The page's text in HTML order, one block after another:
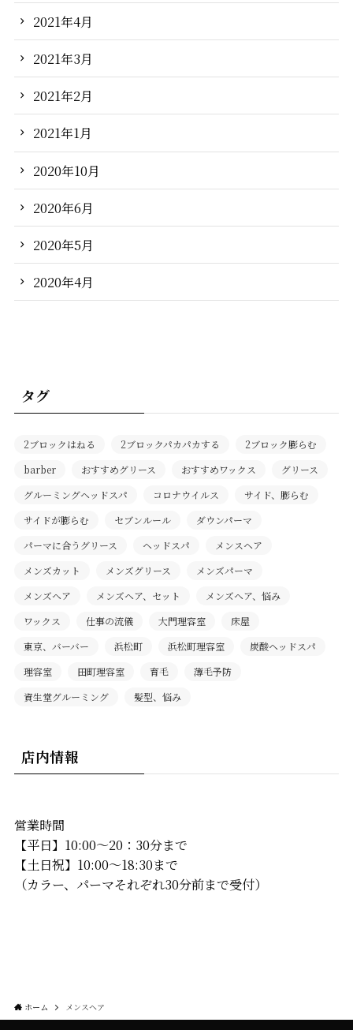
2021年4月
2021年3月
2021年2月
2021年1月
2020年10月
2020年6月
2020年5月
2020年4月
タグ
2ブロックはねる 2ブロックパカパカする
2ブロック膨らむ
barber
おすすめグリース おすすめワックス
グリース
グルーミングヘッドスパ
コロナウイルス
サイド、膨らむ
サイドが膨らむ
セブンルール
ダウンパーマ
パーマに合うグリース
ヘッドスパ
メンスヘア
メンズカット
メンズグリース
メンズパーマ
メンズヘア
メンズヘア、セット
メンズヘア、悩み
ワックス
仕事の流儀 大門理容室
床屋
東京、バーバー
浜松町 浜松町理容室
炭酸ヘッドスパ
理容室
田町理容室 育毛
薄毛予防
資生堂グルーミング
髪型、悩み
店内情報
営業時間
【平日】10:00〜20：30分まで
【土日祝】10:00〜18:30まで
（カラー、パーマそれぞれ30分前まで受付）
ホーム メンスヘア